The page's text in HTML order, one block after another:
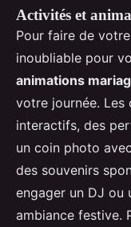
Activités et
Pour faire de
inoubliable pour
animations
votre journée. Les
interactifs, des
un coin photo
des souvenirs
engager un DJ ou
ambiance festive.